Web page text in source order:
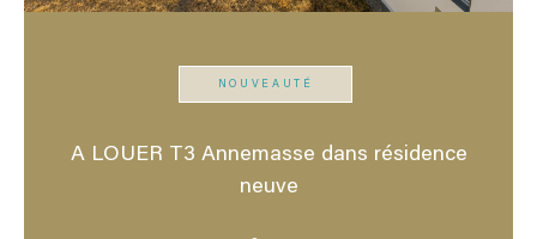
NOUVEAUTÉ
A LOUER T3 Annemasse dans résidence
neuve